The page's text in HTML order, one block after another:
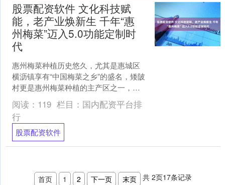
股票配资软件 文化科技赋
能，老产业焕新生 千年“惠
州梅菜”迈入5.0功能定制时
代
惠州梅菜种植历史悠久，尤其是惠城区
横沥镇享有“中国梅菜之乡”的盛名，矮陂
村更是惠州梅菜种植的主产区之一，去
年全村种植梅菜超过1000亩股票配资软
件，小小的梅菜挑....
阅读： 119 栏目： 国内配资平台排
行
股票配资软件
首页 1 2 下一页 末页 共 2页17条记录